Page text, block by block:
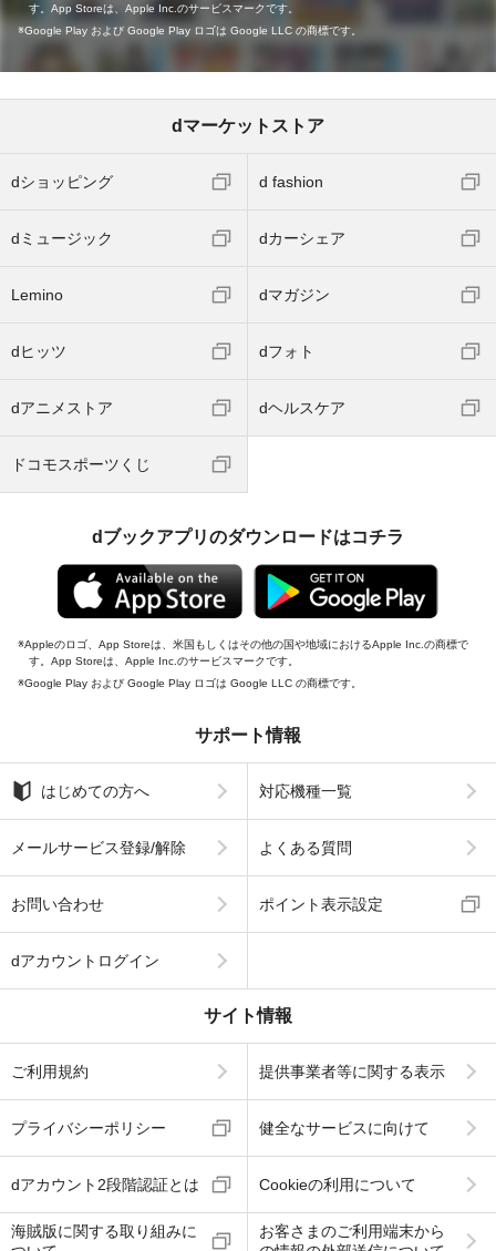
す。App Storeは、Apple Inc.のサービスマークです。
Google Play および Google Play ロゴは Google LLC の商標です。
dマーケットストア
dショッピング d fashion
dミュージック dカーシェア
Lemino dマガジン
dヒッツ dフォト
dアニメストア dヘルスケア
ドコモスポーツくじ
dブックアプリのダウンロードはコチラ
Appleのロゴ、App Storeは、米国もしくはその他の国や地域におけるApple Inc.の商標で
す。App Storeは、Apple Inc.のサービスマークです。
Google Play および Google Play ロゴは Google LLC の商標です。
サポート情報
はじめての方へ 対応機種一覧
メールサービス登録/解除 よくある質問
お問い合わせ ポイント表示設定
dアカウントログイン
サイト情報
ご利用規約 提供事業者等に関する表示
プライバシーポリシー 健全なサービスに向けて
dアカウント2段階認証とは Cookieの利用について
海賊版に関する取り組みに
お客さまのご利用端末から